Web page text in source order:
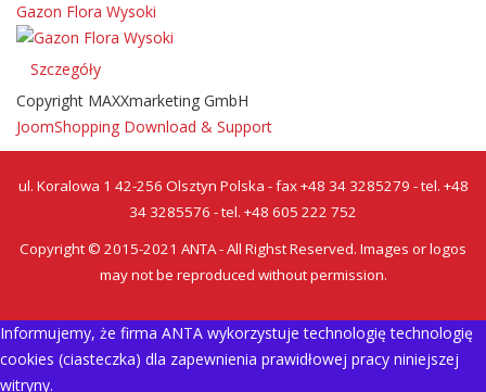
Gazon Flora Wysoki
Szczegóły
Copyright MAXXmarketing GmbH
JoomShopping Download & Support
ul. Koralowa 1 42-256 Olsztyn Polska - fax +48 34 3285279 - tel. +48
34 3285576 - tel. +48 605 222 752
Copyright © 2015-2021 ANTA - All Righst Reserved. Images or logos
may not be reproduced without permission.
Informujemy, że firma ANTA wykorzystuje technologię technologię
cookies (ciasteczka) dla zapewnienia prawidłowej pracy niniejszej
witryny.